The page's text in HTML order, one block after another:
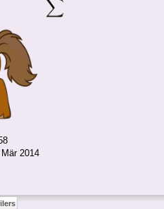
2014